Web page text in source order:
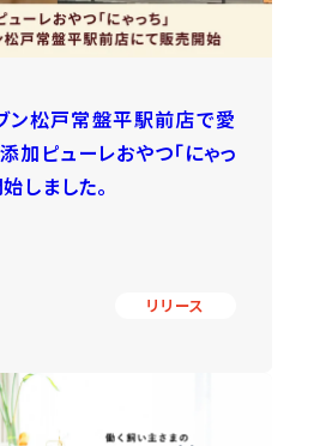
ン松戸常盤平駅前店で愛
加ピューレおやつ「にゃっ
しました。
リリース